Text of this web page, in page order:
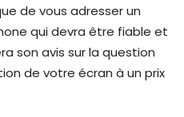
de vous adresser un
qui devra être fiable et
son avis sur la question
de votre écran à un prix